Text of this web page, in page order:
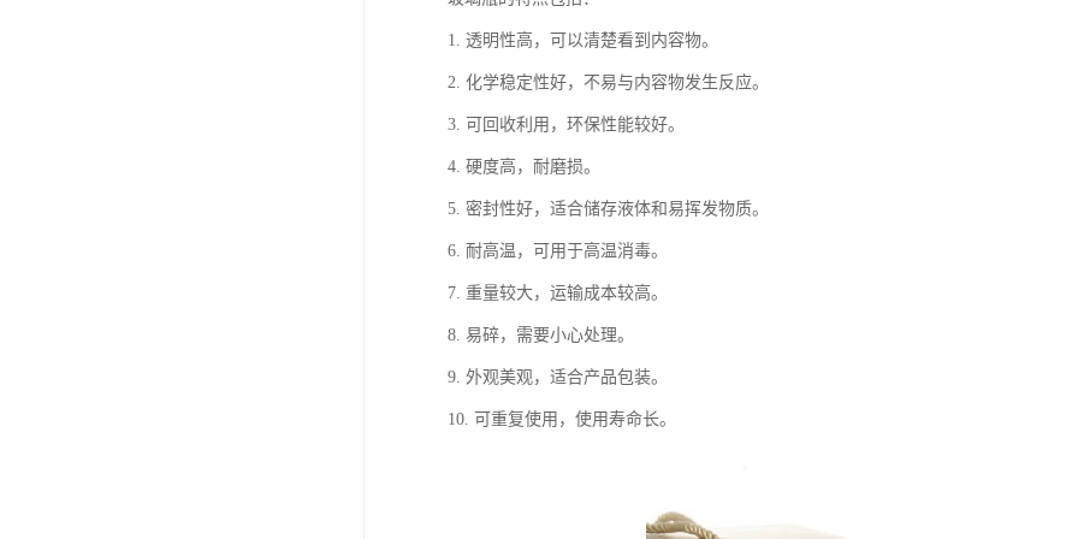
1. 透明性高，可以清楚看到内容物。
2. 化学稳定性好，不易与内容物发生反应。
3. 可回收利用，环保性能较好。
4. 硬度高，耐磨损。
5. 密封性好，适合储存液体和易挥发物质。
6. 耐高温，可用于高温消毒。
7. 重量较大，运输成本较高。
8. 易碎，需要小心处理。
9. 外观美观，适合产品包装。
10. 可重复使用，使用寿命长。